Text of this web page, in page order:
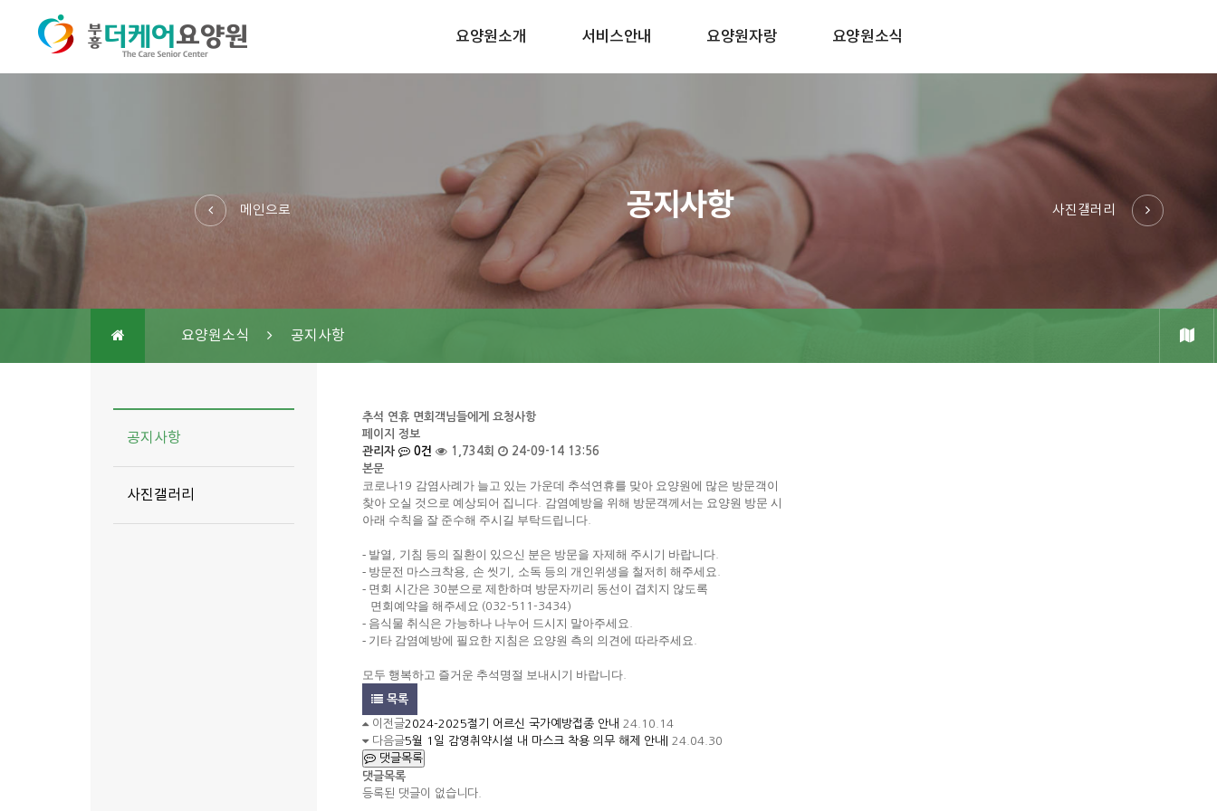
요양원소개 서비스안내 요양원자랑 요양원소식
공지사항
메인으로 사진갤러리
요양원소식 공지사항
공지사항
사진갤러리
추석 연휴 면회객님들에게 요청사항
페이지 정보
관리자
0건 1,734회
24-09-14 13:56
본문
코로나19 감염사례가 늘고 있는 가운데 추석연휴를 맞아 요양원에 많은 방문객이
찾아 오실 것으로 예상되어 집니다 감염예방을 위해 방문객께서는 요양원 방문 시
아래 수칙을 잘 준수해 주시길 부탁드립니다
- 발열 기침 등의 질환이 있으신 분은 방문을 자제해 주시기 바랍니다
- 방문전 마스크착용 손 씻기 소독 등의 개인위생을 철저히 해주세요
- 면회 시간은 30분으로 제한하며 방문자끼리 동선이 겹치지 않도록
면회예약을 해주세요 (032-511-3434)
- 음식물 취식은 가능하나 나누어 드시지 말아주세요
- 기타 감염예방에 필요한 지침은 요양원 측의 의견에 따라주세요
모두 행복하고 즐거운 추석명절 보내시기 바랍니다
목록
이전글2024-2025절기 어르신 국가예방접종 안내 24.10.14
다음글5월 1일 감영취약시설 내 마스크 착용 의무 해제 안내|
24.04.30
댓글목록
댓글목록
등록된 댓글이 없습니다.